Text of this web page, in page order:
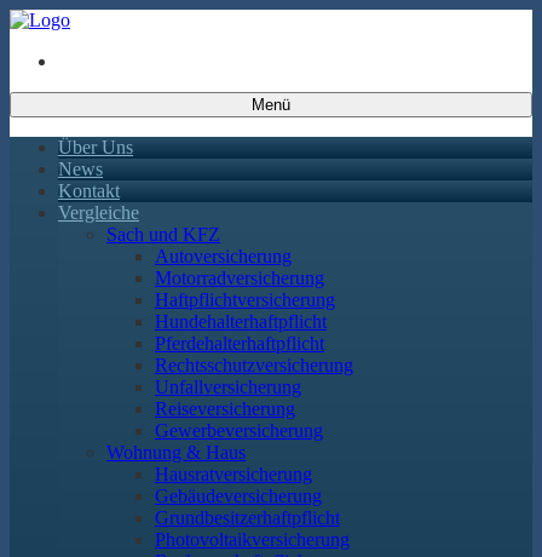
Menü
Über Uns
News
Kontakt
Vergleiche
Sach und KFZ
Autoversicherung
Motorradversicherung
Haftpflichtversicherung
Hundehalterhaftpflicht
Pferdehalterhaftpflicht
Rechtsschutzversicherung
Unfallversicherung
Reiseversicherung
Gewerbeversicherung
Wohnung & Haus
Hausratversicherung
Gebäudeversicherung
Grundbesitzerhaftpflicht
Photovoltaikversicherung